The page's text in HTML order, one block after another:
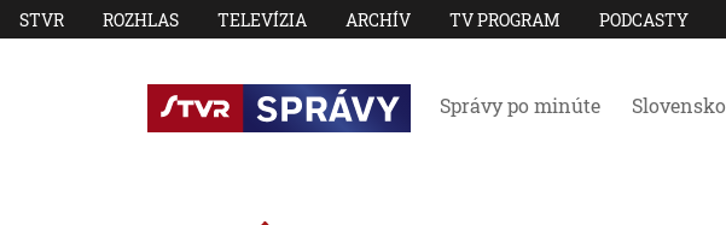
STVR ROZHLAS TELEVÍZIA ARCHÍV TV PROGRAM PODCASTY
Správy po minúte Slovensko